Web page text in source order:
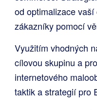
od optimalizace
zákazníky pomocí
Využitím vhodných
cílovou skupinu a
internetového
taktik a strategií pro